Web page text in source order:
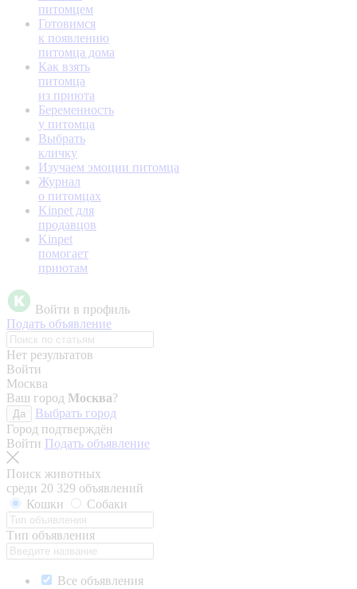
питомцем
Готовимся
к появлению
питомца дома
Как взять
питомца
из приюта
Беременность
у питомца
Выбрать
кличку
Изучаем эмоции питомца
Журнал
о питомцах
Kinpet для
продавцов
Kinpet
помогает
приютам
Войти в профиль
Подать объявление
Нет результатов
Войти
Москва
Ваш город Москва?
Да
Выбрать город
Город подтверждён
Войти Подать объявление
Поиск животных
среди 20 329 объявлений
Кошки
Собаки
Тип объявления
Все объявления